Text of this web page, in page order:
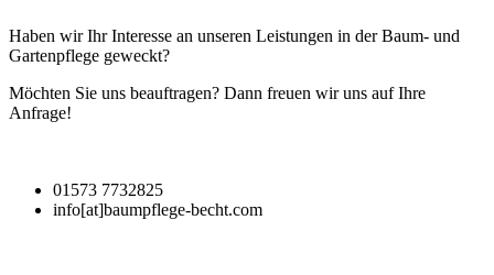
Haben wir Ihr Interesse an unseren Leistungen in der Baum- und
Gartenpflege geweckt?
Möchten Sie uns beauftragen? Dann freuen wir uns auf Ihre
Anfrage!
01573 7732825
info[at]baumpflege-becht.com